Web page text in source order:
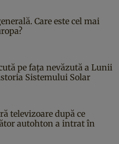
Care este cel mai
pe fața nevăzută a Lunii
Sistemului Solar
televizoare după ce
autohton a intrat în